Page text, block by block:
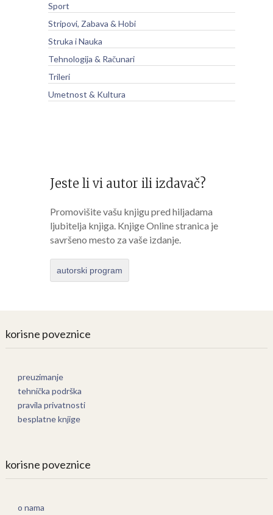
Sport
Stripovi, Zabava & Hobi
Struka i Nauka
Tehnologija & Računari
Trileri
Umetnost & Kultura
Jeste li vi autor ili izdavač?
Promovišite vašu knjigu pred hiljadama
ljubitelja knjiga. Knjige Online stranica je
savršeno mesto za vaše izdanje.
autorski program
korisne poveznice
preuzimanje
tehnička podrška
pravila privatnosti
besplatne knjige
korisne poveznice
o nama